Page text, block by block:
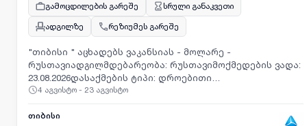
გამოცდილების გარეშე
სრული განაკვეთი
ადგილზე
რეზიუმეს გარეშე
"თიბისი " აცხადებს ვაკანსიას - მოლარე -
რუსთავიადგილმდებარეობა: რუსთავიმოქმედების ვადა:
23.08.2026დასაქმების ტიპი: დროებითი
ხელშეკრულებასამუშაო გრაფიკი: სრული
4 აგვისტო - 23 აგვისტო
თიბისი